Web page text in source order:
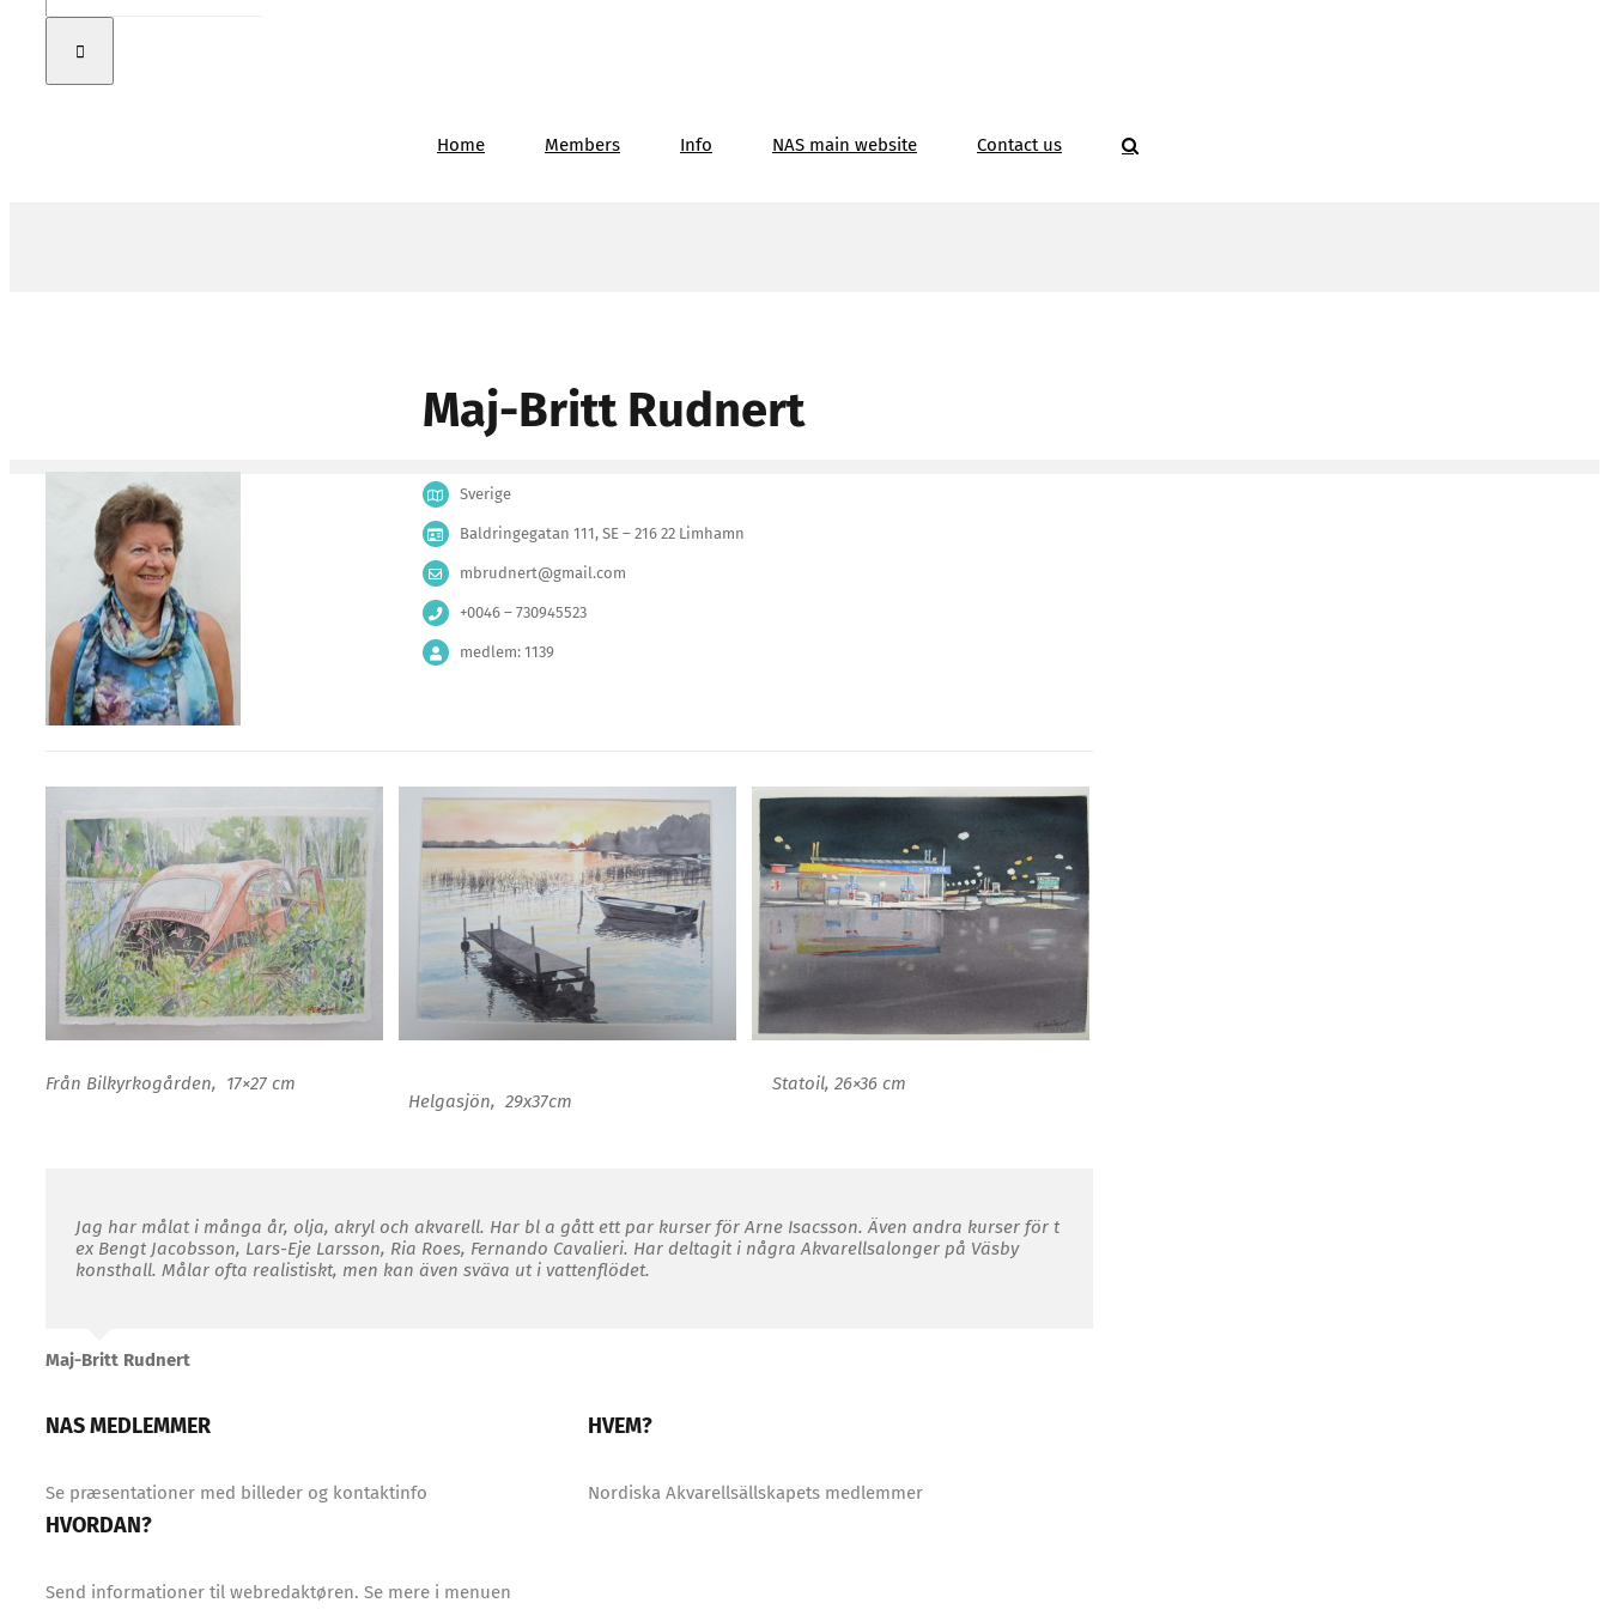
Home Members Info NAS main website Contact us
Maj-Britt Rudnert
Sverige
Baldringegatan 111, SE – 216 22 Limhamn
mbrudnert@gmail.com
+0046 – 730945523
medlem: 1139
Från Bilkyrkogården, 17×27 cm
Helgasjön, 29x37cm
Statoil, 26×36 cm
Jag har målat i många år, olja, akryl och akvarell. Har bl a gått ett par kurser för Arne Isacsson. Även andra kurser för t
ex Bengt Jacobsson, Lars-Eje Larsson, Ria Roes, Fernando Cavalieri. Har deltagit i några Akvarellsalonger på Väsby
konsthall. Målar ofta realistiskt, men kan även sväva ut i vattenflödet.
Maj-Britt Rudnert
NAS MEDLEMMER
Se præsentationer med billeder og kontaktinfo
HVEM?
Nordiska Akvarellsällskapets medlemmer
HVORDAN?
Send informationer til webredaktøren. Se mere i menuen